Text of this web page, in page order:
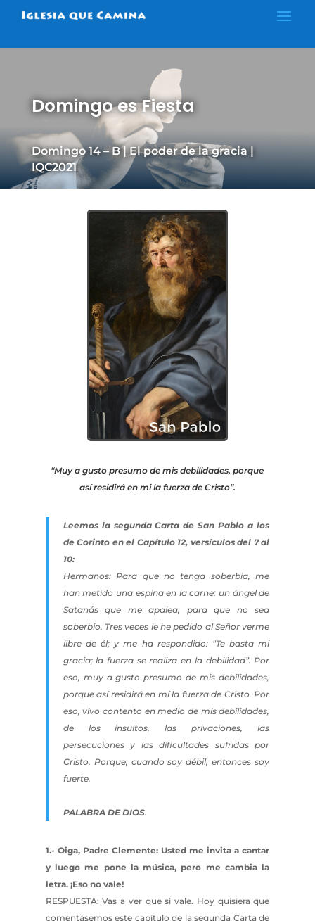
Domingo es Fiesta
Domingo 14 – B | El poder de la gracia |
IQC2021
“Muy a gusto presumo de mis debilidades, porque
así residirá en mi la fuerza de Cristo”.
Leemos la segunda Carta de San Pablo a los
de Corinto en el Capítulo 12, versículos del 7 al
10:
Hermanos: Para que no tenga soberbia, me
han metido una espina en la carne: un ángel de
Satanás que me apalea, para que no sea
soberbio. Tres veces le he pedido al Señor verme
libre de él; y me ha respondido: “Te basta mi
gracia; la fuerza se realiza en la debilidad”. Por
eso, muy a gusto presumo de mis debilidades,
porque así residirá en mí la fuerza de Cristo. Por
eso, vivo contento en medio de mis debilidades,
de los insultos, las privaciones, las
persecuciones y las dificultades sufridas por
Cristo. Porque, cuando soy débil, entonces soy
fuerte.
PALABRA DE DIOS.
1.- Oiga, Padre Clemente: Usted me invita a cantar
y luego me pone la música, pero me cambia la
letra. ¡Eso no vale!
RESPUESTA: Vas a ver que sí vale. Hoy quisiera que
comentásemos este capítulo de la segunda Carta de